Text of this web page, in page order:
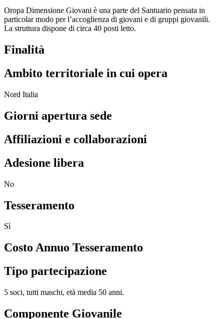
Oropa Dimensione Giovani è una parte del Santuario pensata in
particolar modo per l’accoglienza di giovani e di gruppi giovanili.
La struttura dispone di circa 40 posti letto.
Finalità
Ambito territoriale in cui opera
Nord Italia
Giorni apertura sede
Affiliazioni e collaborazioni
Adesione libera
No
Tesseramento
Sì
Costo Annuo Tesseramento
Tipo partecipazione
5 soci, tutti maschi, età media 50 anni.
Componente Giovanile